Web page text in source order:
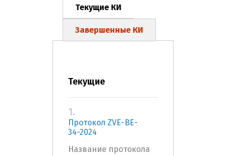
Текущие КИ
Завершенные КИ
Текущие
1.
Протокол ZVE-BE-
34-2024
Название протокола